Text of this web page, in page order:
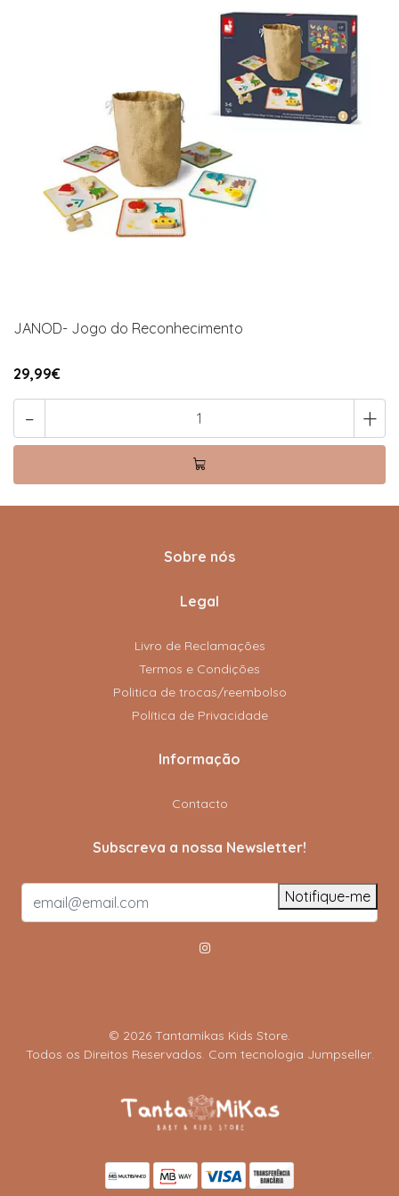
JANOD- Jogo do Reconhecimento
29,99€
- +
Sobre nós
Legal
Livro de Reclamações
Termos e Condições
Politica de trocas/reembolso
Política de Privacidade
Informação
Contacto
Subscreva a nossa Newsletter!
Notifique-me
© 2026 Tantamikas Kids Store.
Todos os Direitos Reservados. Com tecnologia Jumpseller.